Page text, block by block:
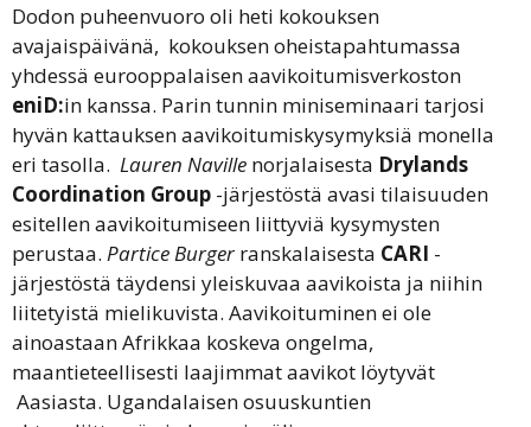
Dodon puheenvuoro oli heti kokouksen
avajaispäivänä, kokouksen oheistapahtumassa
yhdessä eurooppalaisen aavikoitumisverkoston
eniD:in kanssa. Parin tunnin miniseminaari tarjosi
hyvän kattauksen aavikoitumiskysymyksiä monella
eri tasolla. Lauren Naville norjalaisesta Drylands
Coordination Group -järjestöstä avasi tilaisuuden
esitellen aavikoitumiseen liittyviä kysymysten
perustaa. Partice Burgerranskalaisesta CARI -
järjestöstä täydensi yleiskuvaa aavikoista ja niihin
liitetyistä mielikuvista. Aavikoituminen ei ole
ainoastaan Afrikkaa koskeva ongelma,
maantieteellisesti laajimmat aavikot löytyvät
Aasiasta. Ugandalaisen osuuskuntien